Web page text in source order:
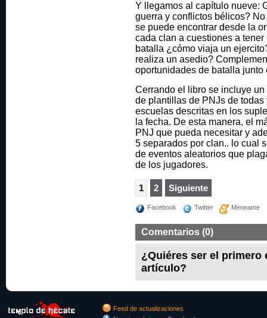
Y llegamos al capítulo nueve:
guerra y conflictos bélicos?
se puede encontrar desde la
cada clan a cuestiones a
batalla ¿cómo viaja un
realiza un asedio?
oportunidades de batalla junto
Cerrando el libro se incluye
de plantillas de PNJs de
escuelas descritas en los
la fecha. De esta manera, el
PNJ que pueda necesitar y
5 separados por clan.. lo cual
de eventos aleatorios que
de los jugadores.
1 2 Siguiente
Facebook Twitter Meneame
Comentarios (0)
¿Quiéres ser el primero
artículo?
Feed de actualizaciones